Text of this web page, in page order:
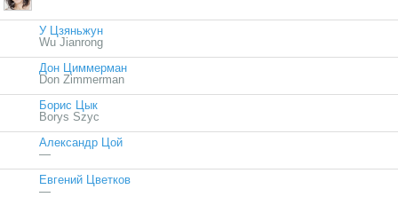
У Цзяньжун
Wu Jianrong
Дон Циммерман
Don Zimmerman
Борис Цык
Borys Szyc
Александр Цой
—
Евгений Цветков
—